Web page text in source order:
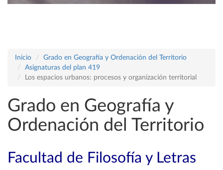
Inicio
Grado en Geografía y Ordenación del Territorio
Asignaturas del plan 419
Los espacios urbanos: procesos y organización territorial
Grado en Geografía y
Ordenación del Territorio
Facultad de Filosofía y Letras